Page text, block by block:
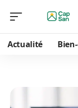
Actualité